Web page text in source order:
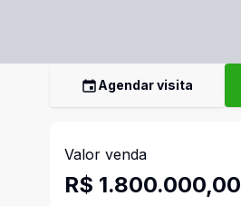
Agendar visita
Valor venda
R$ 1.800.000,00